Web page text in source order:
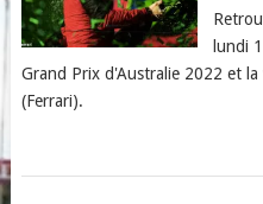
lundi
Grand Prix d'Australie 2022 et la
(Ferrari).